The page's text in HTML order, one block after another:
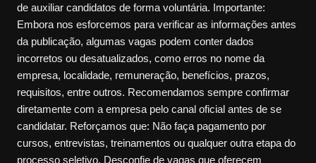
de auxiliar candidatos de forma voluntária. Importante:
Embora nos esforcemos para verificar as informações antes
da publicação, algumas vagas podem conter dados
incorretos ou desatualizados, como erros no nome da
empresa, localidade, remuneração, benefícios, prazos,
requisitos, entre outros. Recomendamos sempre confirmar
diretamente com a empresa pelo canal oficial antes de se
candidatar. Reforçamos que: Não faça pagamento por
cursos, entrevistas, treinamentos ou qualquer outra etapa do
processo seletivo. Desconfie de vagas que oferecem